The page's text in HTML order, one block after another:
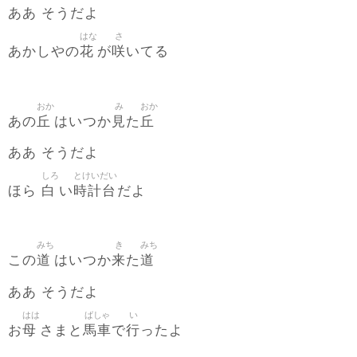
ああ そうだよ
あかしやの花
はな
が咲
さ
いてる
あの 丘
おか
はいつか 見
み
た 丘
おか
ああ そうだよ
ほら 白
しろ
い時計台
とけいだい
だよ
この道
みち
はいつか来
き
た道
みち
ああ そうだよ
お母
はは
さまと 馬車
ばしゃ
で行
い
ったよ